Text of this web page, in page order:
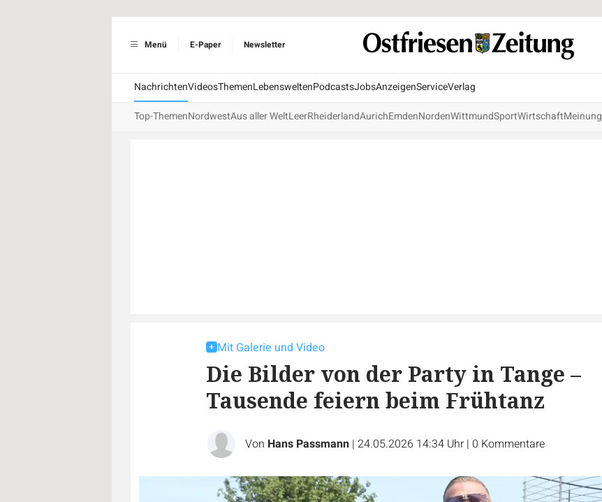
Menü E-Paper Newsletter
NachrichtenVideosThemenLebensweltenPodcastsJobsAnzeigenServiceVerlag
Top-ThemenNordwestAus aller WeltLeerRheiderlandAurichEmdenNordenWittmundSportWirtschaftMeinung
Mit Galerie und Video
Die Bilder von der Party in Tange –
Tausende feiern beim Frühtanz
Von Hans Passmann | 24.05.2026 14:34 Uhr | 0 Kommentare